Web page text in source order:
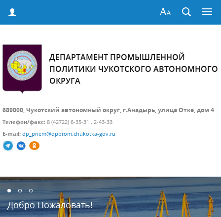
ДЕПАРТАМЕНТ ПРОМЫШЛЕННОЙ
ПОЛИТИКИ ЧУКОТСКОГО АВТОНОМНОГО
ОКРУГА
689000, Чукотский автономный округ, г.Анадырь, улица Отке, дом 4
Телефон/факс: 8 (42722) 6-35-31 , 2-43-33
E-mail: dp_priem@dpprom.chukotka-gov.ru
Добро Пожаловать!